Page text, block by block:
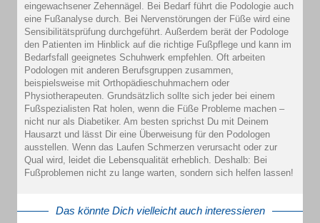
eingewachsener Zehennägel. Bei Bedarf führt die Podologie auch
eine Fußanalyse durch. Bei Nervenstörungen der Füße wird eine
Sensibilitätsprüfung durchgeführt. Außerdem berät der Podologe
den Patienten im Hinblick auf die richtige Fußpflege und kann im
Bedarfsfall geeignetes Schuhwerk empfehlen. Oft arbeiten
Podologen mit anderen Berufsgruppen zusammen,
beispielsweise mit Orthopädieschuhmachern oder
Physiotherapeuten. Grundsätzlich sollte sich jeder bei einem
Fußspezialisten Rat holen, wenn die Füße Probleme machen –
nicht nur als Diabetiker. Am besten sprichst Du mit Deinem
Hausarzt und lässt Dir eine Überweisung für den Podologen
ausstellen. Wenn das Laufen Schmerzen verursacht oder zur
Qual wird, leidet die Lebensqualität erheblich. Deshalb: Bei
Fußproblemen nicht zu lange warten, sondern sich helfen lassen!
Das könnte Dich vielleicht auch interessieren